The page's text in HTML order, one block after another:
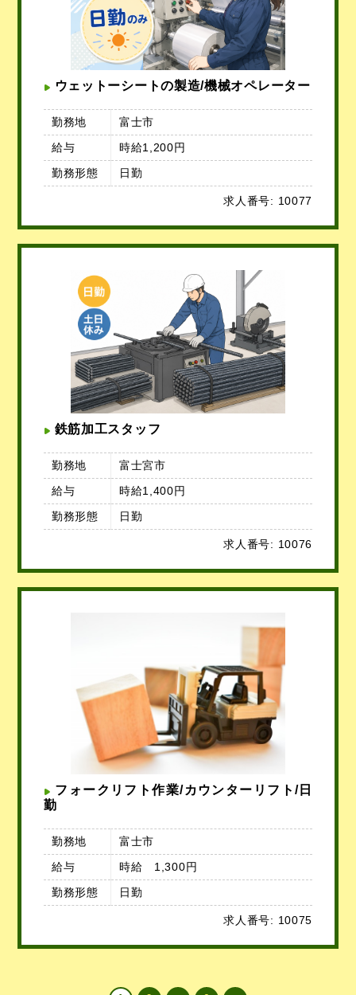
ウェットーシートの製造/機械オペレーター
勤務地
富士市
給与
時給1,200円
勤務形態
日勤
求人番号: 10077
鉄筋加工スタッフ
勤務地
富士宮市
給与
時給1,400円
勤務形態
日勤
求人番号: 10076
フォークリフト作業/カウンターリフト/日
勤
勤務地
富士市
給与
時給 1,300円
勤務形態
日勤
求人番号: 10075